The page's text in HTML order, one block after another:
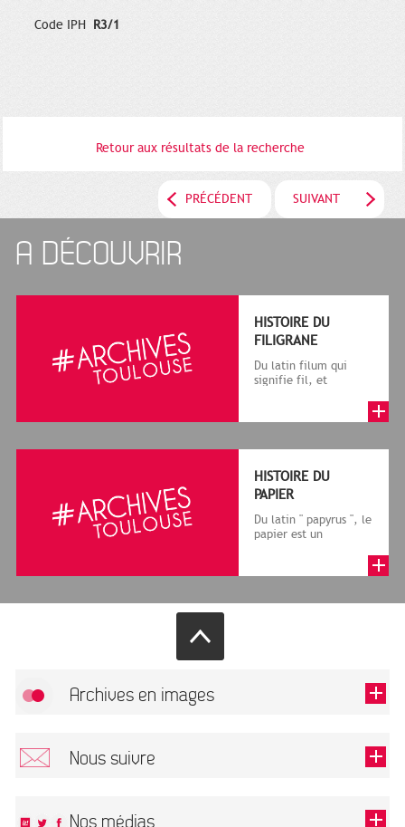
Code IPH R3/1
Retour aux résultats de la recherche
PRÉCÉDENT SUIVANT
A DÉCOUVRIR
HISTOIRE DU
FILIGRANE
Du latin filum qui
signifie fil, et
le cadre de la f...
HISTOIRE DU
PAPIER
Du latin " papyrus ", le
papier est un
végétales réduite...
Archives en images
Nous suivre
Nos médias